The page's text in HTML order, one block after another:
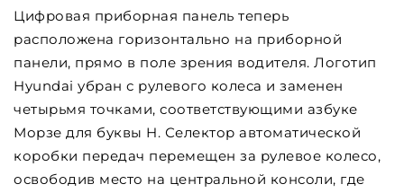
Цифровая приборная панель теперь
расположена горизонтально на приборной
панели, прямо в поле зрения водителя. Логотип
Hyundai убран с рулевого колеса и заменен
четырьмя точками, соответствующими азбуке
Морзе для буквы H. Селектор автоматической
коробки передач перемещен за рулевое колесо,
освободив место на центральной консоли, где